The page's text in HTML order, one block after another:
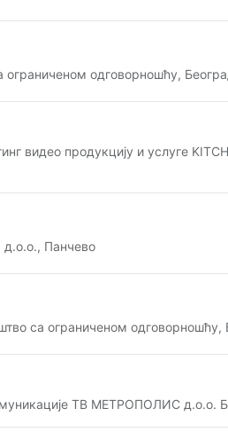
ограниченом одговорношћу,
видео продукцију и услуге
Панчево
са ограниченом одговорношћу,
ТВ МЕТРОПОЛИС д.о.о.